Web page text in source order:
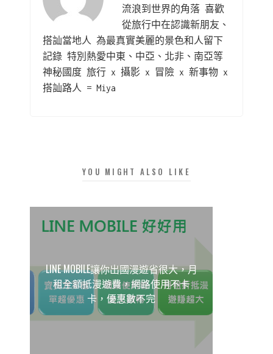
流浪到世界的角落 喜歡
從旅行中在認識新朋友、
搭訕當地人 為最真實美麗的景色和人留下
記錄 特別熱愛中東、中亞、北非、南亞等
神秘國度 旅行 x 攝影 x 冒險 x 新事物 x
搭訕路人 = Miya
YOU MIGHT ALSO LIKE
LINE MOBILE讓你出國漫遊省很大，月
租全額抵漫遊費，網路使用不卡
卡，優惠數不完